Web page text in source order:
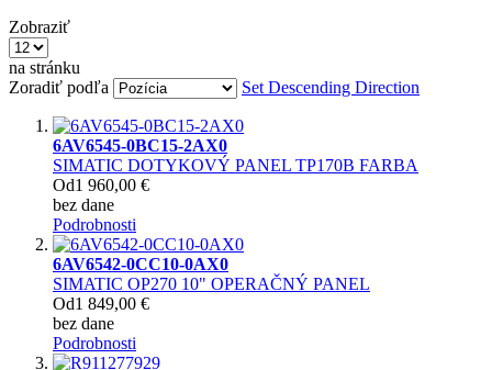
Zobraziť
na stránku
Zoradiť podľa
Set Descending Direction
6AV6545-0BC15-2AX0
SIMATIC DOTYKOVÝ PANEL TP170B FARBA
Od1 960,00 €
bez dane
Podrobnosti
6AV6542-0CC10-0AX0
SIMATIC OP270 10" OPERAČNÝ PANEL
Od1 849,00 €
bez dane
Podrobnosti